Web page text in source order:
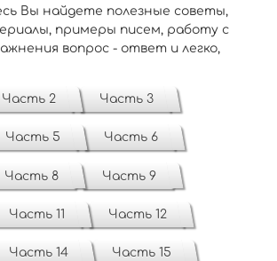
Вы найдете полезные советы,
примеры писем, работу с
вопрос - ответ и легко,
Часть 2 Часть 3
Часть 5 Часть 6
Часть 8 Часть 9
Часть 11 Часть 12
Часть 14 Часть 15